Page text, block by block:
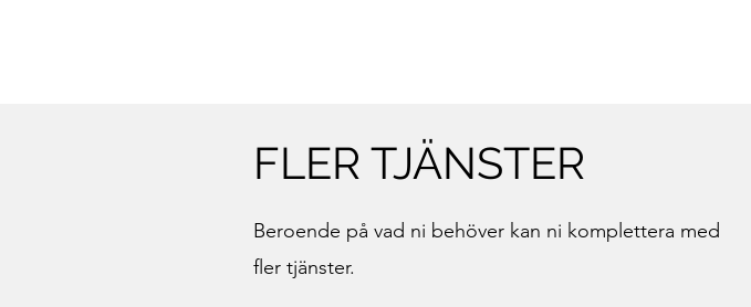
FLER TJÄNSTER
Beroende på vad ni behöver kan ni komplettera med
fler tjänster.